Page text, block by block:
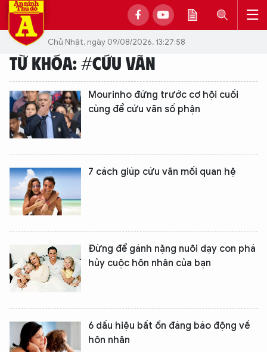
Chủ Nhật, ngày 09/08/2026, 13:27:58
TỪ KHÓA: #CỨU VÃN
Mourinho đứng trước cơ hội cuối
cùng để cứu vãn số phận
7 cách giúp cứu vãn mối quan hệ
Đừng để gánh nặng nuôi dạy con phá
hủy cuộc hôn nhân của bạn
6 dấu hiệu bất ổn đáng báo động về
hôn nhân